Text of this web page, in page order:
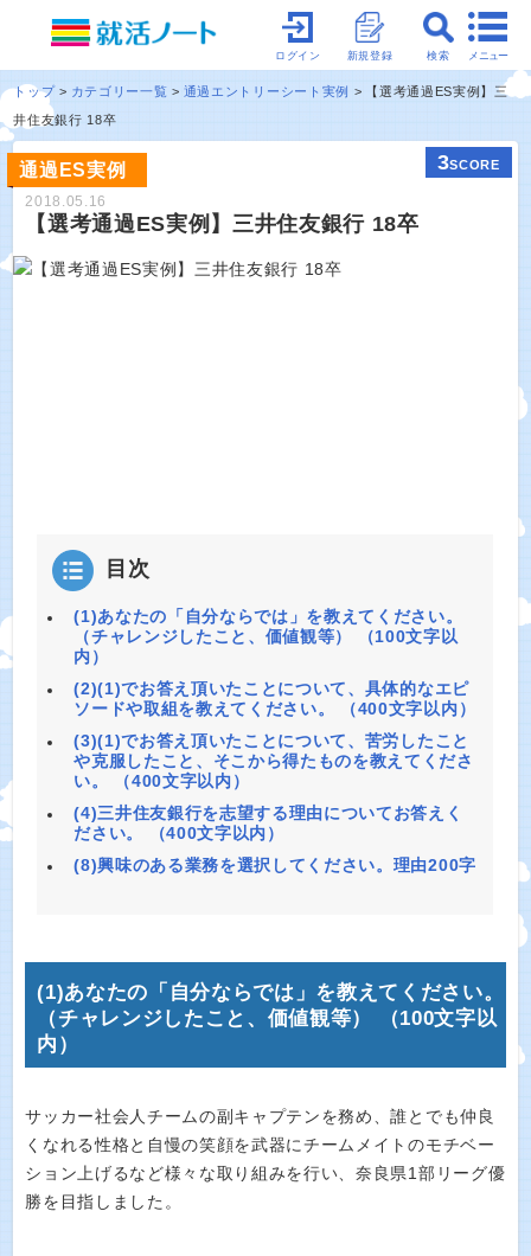
メニュー
検索
新規登録
ログイン
トップ カテゴリー一覧 通過エントリーシート実例
【選考通過ES実例】三
井住友銀行 18卒
通過ES実例 3SCORE
2018.05.16
【選考通過ES実例】三井住友銀行 18卒
目次
(1)あなたの「自分ならでは」を教えてください。
（チャレンジしたこと、価値観等） （100文字以
内）
(2)(1)でお答え頂いたことについて、具体的なエピ
ソードや取組を教えてください。 （400文字以内）
(3)(1)でお答え頂いたことについて、苦労したこと
や克服したこと、そこから得たものを教えてくださ
い。 （400文字以内）
(4)三井住友銀行を志望する理由についてお答えく
ださい。 （400文字以内）
(8)興味のある業務を選択してください。理由200字
(1)あなたの「自分ならでは」を教えてください。
（チャレンジしたこと、価値観等） （100文字以
内）
サッカー社会人チームの副キャプテンを務め、誰とでも仲良
くなれる性格と自慢の笑顔を武器にチームメイトのモチベー
ション上げるなど様々な取り組みを行い、奈良県1部リーグ優
勝を目指しました。